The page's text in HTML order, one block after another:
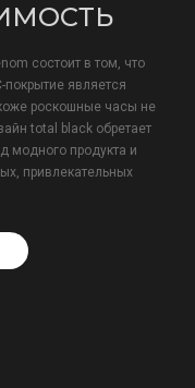
состоит в том, что
является
роскошные часы не
total black обретает
модного продукта и
привлекательных